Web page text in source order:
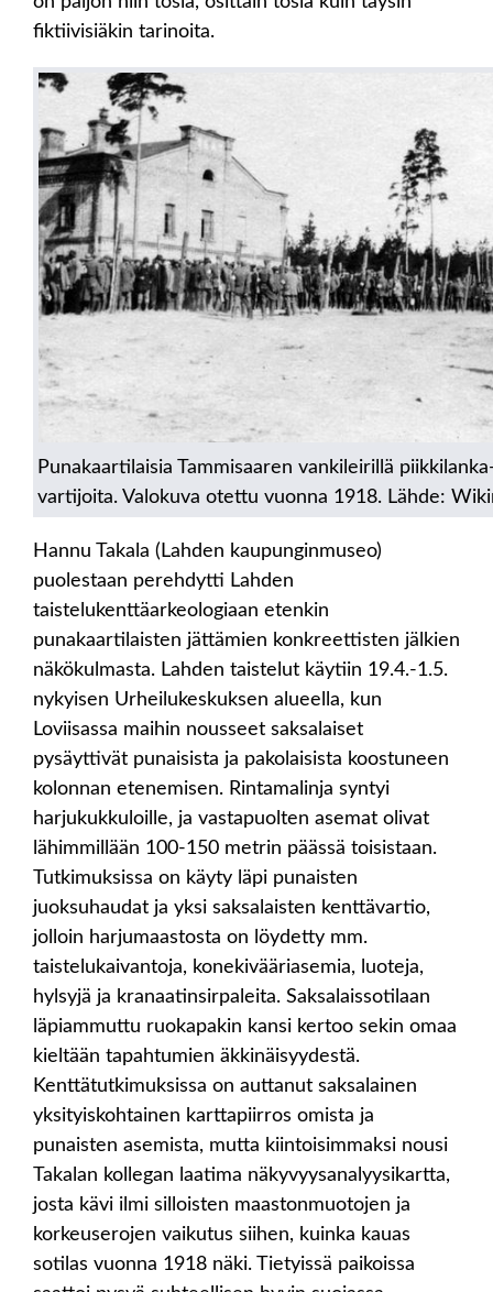
fiktiivisiäkin tarinoita.
Punakaartilaisia Tammisaaren vankileirillä
vartijoita. Valokuva otettu vuonna 1918. Lähde:
Hannu Takala (Lahden kaupunginmuseo)
puolestaan perehdytti Lahden
taistelukenttäarkeologiaan etenkin
punakaartilaisten jättämien konkreettisten jälkien
näkökulmasta. Lahden taistelut käytiin 19.4.-1.5.
nykyisen Urheilukeskuksen alueella, kun
Loviisassa maihin nousseet saksalaiset
pysäyttivät punaisista ja pakolaisista koostuneen
kolonnan etenemisen. Rintamalinja syntyi
harjukukkuloille, ja vastapuolten asemat olivat
lähimmillään 100-150 metrin päässä toisistaan.
Tutkimuksissa on käyty läpi punaisten
juoksuhaudat ja yksi saksalaisten kenttävartio,
jolloin harjumaastosta on löydetty mm.
taistelukaivantoja, konekivääriasemia, luoteja,
hylsyjä ja kranaatinsirpaleita. Saksalaissotilaan
läpiammuttu ruokapakin kansi kertoo sekin omaa
kieltään tapahtumien äkkinäisyydestä.
Kenttätutkimuksissa on auttanut saksalainen
yksityiskohtainen karttapiirros omista ja
punaisten asemista, mutta kiintoisimmaksi nousi
Takalan kollegan laatima näkyvyysanalyysikartta,
josta kävi ilmi silloisten maastonmuotojen ja
korkeuserojen vaikutus siihen, kuinka kauas
sotilas vuonna 1918 näki. Tietyissä paikoissa